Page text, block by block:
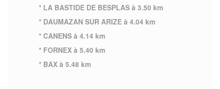
* LA BASTIDE DE BESPLAS à 3.50 km
* DAUMAZAN SUR ARIZE à 4.04 km
* CANENS à 4.14 km
* FORNEX à 5.40 km
* BAX à 5.48 km